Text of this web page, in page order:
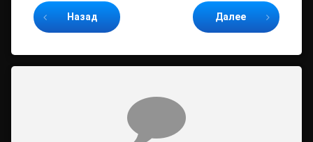
Назад Далее